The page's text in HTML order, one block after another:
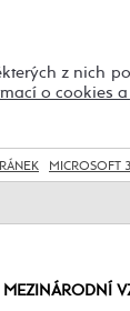
z nich
o cookies
MICROSOFT
MEZINÁRODNÍ